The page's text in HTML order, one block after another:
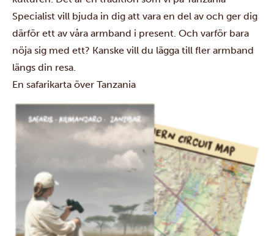
Specialist vill bjuda in dig att vara en del av och ger dig
därför ett av våra armband i present. Och varför bara
nöja sig med ett? Kanske vill du lägga till fler armband
längs din resa.
En safarikarta över Tanzania